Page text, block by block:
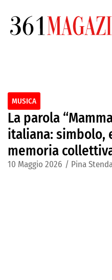
MUSICA
La parola
italiana: simbolo,
memoria
10 Maggio 2026 / Pina